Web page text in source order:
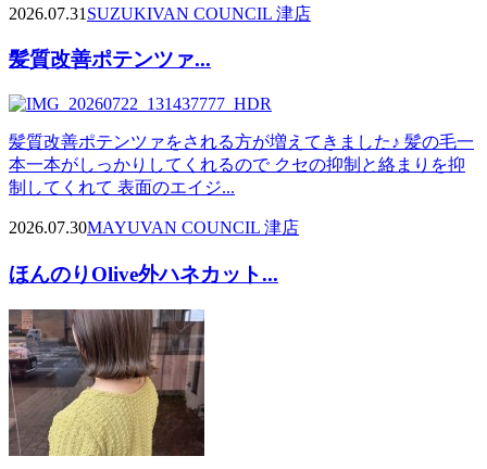
2026.07.31 SUZUKIVAN COUNCIL 津店
髪質改善ポテンツァ...
髪質改善ポテンツァをされる方が増えてきました♪ 髪の毛一
本一本がしっかりしてくれるので クセの抑制と絡まりを抑
制してくれて 表面のエイジ...
2026.07.30MAYUVAN COUNCIL 津店
ほんのりOlive外ハネカット...